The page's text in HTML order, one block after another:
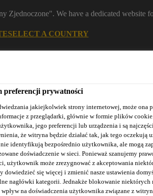
Zjednoczone". We have a dedicated website
SELECT A COUNTRY
realizacje Baza wiedzy / Dokumentacja
preferencji prywatności
jakiejkolwiek strony internetowej, może ona
z przeglądarki, głównie w formie plików
jego preferencji lub urządzenia i są
że witryna będzie działać tak, jak tego oczekują
identyfikują bezpośrednio użytkownika, ale mogą
doświadczenie w sieci. Ponieważ szanujemy
użytkownik może zrezygnować z akceptowania
dowiedzieć się więcej i zmienić nasze ustawienia
nagłówki kategorii. Jednakże blokowanie
wpływ na doświadczenia użytkownika związane z